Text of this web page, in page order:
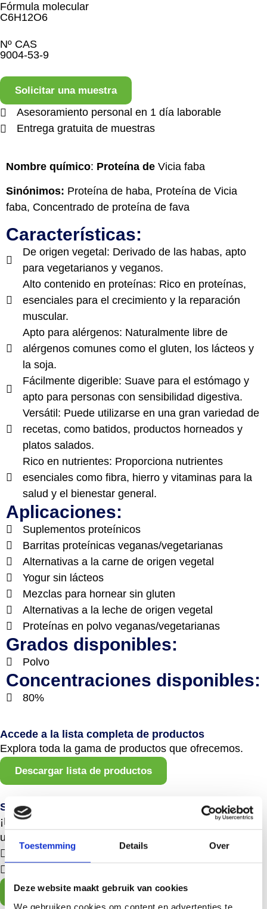
Toestemming Details Over
Deze website maakt gebruik van cookies
We gebruiken cookies om content en advertenties te
Fórmula molecular
C6H12O6
Nº CAS
9004-53-9
Solicitar una muestra
Asesoramiento personal en 1 día laborable
Entrega gratuita de muestras
Nombre químico: Proteína de Vicia faba
Sinónimos: Proteína de haba, Proteína de Vicia
faba, Concentrado de proteína de fava
Características:
De origen vegetal: Derivado de las habas, apto
para vegetarianos y veganos.
Alto contenido en proteínas: Rico en proteínas,
esenciales para el crecimiento y la reparación
muscular.
Apto para alérgenos: Naturalmente libre de
alérgenos comunes como el gluten, los lácteos y
la soja.
Fácilmente digerible: Suave para el estómago y
apto para personas con sensibilidad digestiva.
Versátil: Puede utilizarse en una gran variedad de
recetas, como batidos, productos horneados y
platos salados.
Rico en nutrientes: Proporciona nutrientes
esenciales como fibra, hierro y vitaminas para la
salud y el bienestar general.
Aplicaciones:
Suplementos proteínicos
Barritas proteínicas veganas/vegetarianas
Alternativas a la carne de origen vegetal
Yogur sin lácteos
Mezclas para hornear sin gluten
Alternativas a la leche de origen vegetal
Proteínas en polvo veganas/vegetarianas
Grados disponibles:
Polvo
Concentraciones disponibles:
80%
Accede a la lista completa de productos
Explora toda la gama de productos que ofrecemos.
Descargar lista de productos
Solicitar una muestra
¡Experimenta la sostenibilidad de primera mano con
una muestra nuestra!
Entrega gratuita de muestras
Solicitar una muestra